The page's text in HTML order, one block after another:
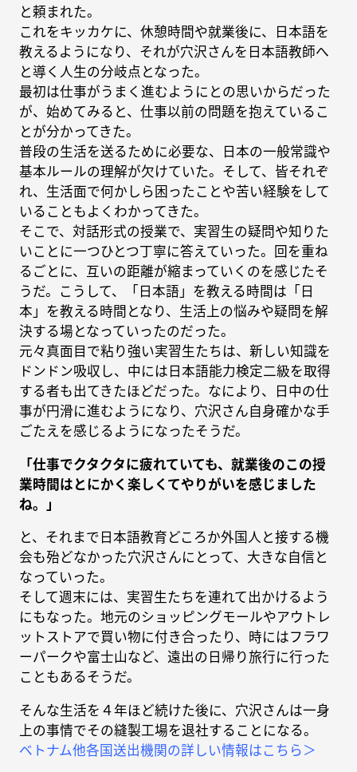
と頼まれた。
これをキッカケに、休憩時間や就業後に、日本語を
教えるようになり、それが穴沢さんを日本語教師へ
と導く人生の分岐点となった。
最初は仕事がうまく進むようにとの思いからだった
が、始めてみると、仕事以前の問題を抱えているこ
とが分かってきた。
普段の生活を送るために必要な、日本の一般常識や
基本ルールの理解が欠けていた。そして、皆それぞ
れ、生活面で何かしら困ったことや苦い経験をして
いることもよくわかってきた。
そこで、対話形式の授業で、実習生の疑問や知りた
いことに一つひとつ丁寧に答えていった。回を重ね
るごとに、互いの距離が縮まっていくのを感じたそ
うだ。こうして、「日本語」を教える時間は「日
本」を教える時間となり、生活上の悩みや疑問を解
決する場となっていったのだった。
元々真面目で粘り強い実習生たちは、新しい知識を
ドンドン吸収し、中には日本語能力検定二級を取得
する者も出てきたほどだった。なにより、日中の仕
事が円滑に進むようになり、穴沢さん自身確かな手
ごたえを感じるようになったそうだ。
「仕事でクタクタに疲れていても、就業後のこの授
業時間はとにかく楽しくてやりがいを感じました
ね。」
と、それまで日本語教育どころか外国人と接する機
会も殆どなかった穴沢さんにとって、大きな自信と
なっていった。
そして週末には、実習生たちを連れて出かけるよう
にもなった。地元のショッピングモールやアウトレ
ットストアで買い物に付き合ったり、時にはフラワ
ーパークや富士山など、遠出の日帰り旅行に行った
こともあるそうだ。
そんな生活を４年ほど続けた後に、穴沢さんは一身
上の事情でその縫製工場を退社することになる。
ベトナム他各国送出機関の詳しい情報はこちら＞